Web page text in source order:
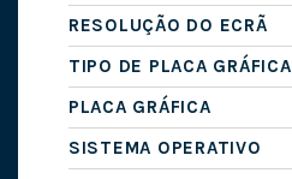
RESOLUÇÃO DO ECRÃ
TIPO DE PLACA GRÁFICA
PLACA GRÁFICA
SISTEMA OPERATIVO